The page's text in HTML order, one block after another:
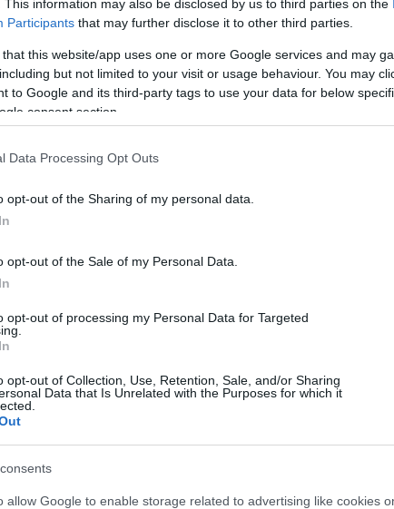
This information may also be disclosed by us to third parties on the
Participants that may further disclose it to other third parties.
that this website/app uses one or more Google services and may
but not limited to your visit or usage behaviour. You may
to Google and its third-party tags to use your data for below
consent section.
Data Processing Opt Outs
opt-out of the Sharing of my personal data.
opt-out of the Sale of my Personal Data.
opt-out of processing my Personal Data for Targeted
opt-out of Collection, Use, Retention, Sale, and/or Sharing
Data that Is Unrelated with the Purposes for which it
allow Google to enable storage related to advertising like cookies
της Ελλάδας στα τεκταινόμενα της περιοχής. Ξέρει ότι
εκπρόσωπος του δημοκρατικού κόσμου σε μια περιοχή
Δεν υπάρχει αμφιβολία ότι θα έχουμε περαιτέρω
να αναβαθμιστεί ο ρόλος μας τόσο στα Βαλκάνια
ο νέος Πρόεδρος της Αμερικής καθώς και η εμπιστοσύνη
θα επαναφέρουν την αξιοπιστία και τη
θα συμβάλει στη σταθερότητα και στην ειρήνη στη